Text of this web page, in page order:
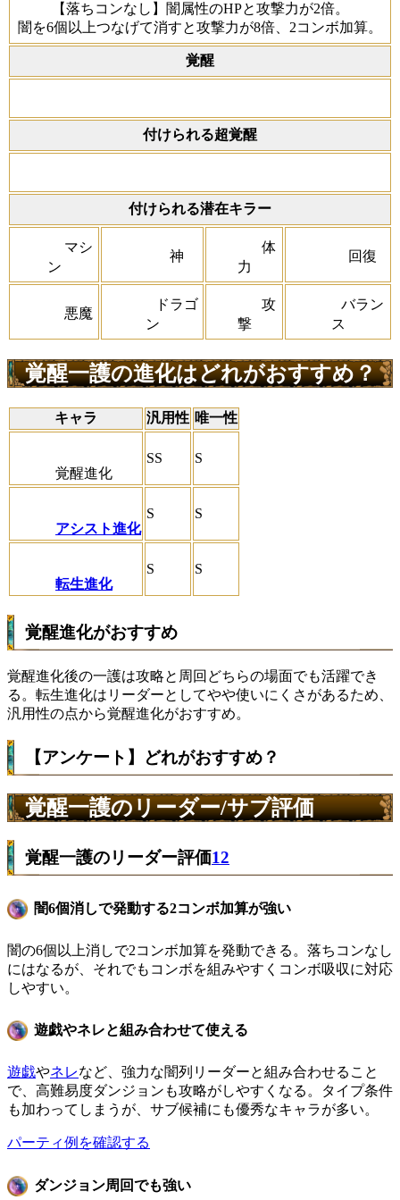
【落ちコンなし】闇属性のHPと攻撃力が2倍。
闇を6個以上つなげて消すと攻撃力が8倍、2コンボ加算。
覚醒
付けられる超覚醒
付けられる潜在キラー
マシ
ン
神
体
力
回復
悪魔
ドラゴ
ン
攻
撃
バラン
ス
覚醒一護の進化はどれがおすすめ？
キャラ 汎用性 唯一性
覚醒進化
SS S
アシスト進化
S S
転生進化
S S
覚醒進化がおすすめ
覚醒進化後の一護は攻略と周回どちらの場面でも活躍でき
る。転生進化はリーダーとしてやや使いにくさがあるため、
汎用性の点から覚醒進化がおすすめ。
【アンケート】どれがおすすめ？
覚醒一護のリーダー/サブ評価
覚醒一護のリーダー評価12
闇6個消しで発動する2コンボ加算が強い
闇の6個以上消しで2コンボ加算を発動できる。落ちコンなし
にはなるが、それでもコンボを組みやすくコンボ吸収に対応
しやすい。
遊戯やネレと組み合わせて使える
遊戯やネレなど、強力な闇列リーダーと組み合わせること
で、高難易度ダンジョンも攻略がしやすくなる。タイプ条件
も加わってしまうが、サブ候補にも優秀なキャラが多い。
パーティ例を確認する
ダンジョン周回でも強い